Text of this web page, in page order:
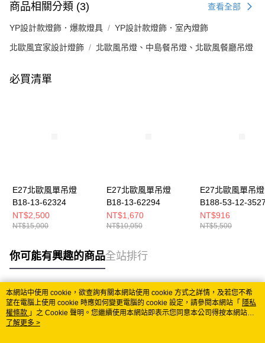
商品相關分類 (3) 查看全部
YP設計款燈飾．爆款燈具 YP設計款燈飾．室內燈飾
北歐風宜家設計燈飾 北歐風吊燈、中島餐吊燈、北歐風餐廳吊燈
必買清單
E27北歐風單吊燈
B18-13-62324
NT$2,500
NT$15,000
E27北歐風單吊燈
B18-13-62294
NT$1,670
NT$10,050
E27北歐風單吊燈
B188-53-12-
NT$916
NT$5,500
你可能有興趣的商品全站排行
熱門標籤
本網站中使用 cookie，欲查詢有關本網站使用 cookie 方式之詳情，及若您不希
望在電腦上使用 cookie 時應如何變更電腦的 cookie 設定，請參閱本網站「 隱私
權條款 」之 Cookie 聲明。您繼續使用本網站即表示您同意本公司得按本網站使
用條款之 Cookie 聲明使用 cookie。
了解更多 >